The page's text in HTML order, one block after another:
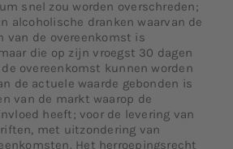
snel zou worden overschreden;
alcoholische dranken waarvan de
de overeenkomst is
die op zijn vroegst 30 dagen
overeenkomst kunnen worden
de actuele waarde gebonden is
van de markt waarop de
heeft; voor de levering van
met uitzondering van
Het herroepingsrecht